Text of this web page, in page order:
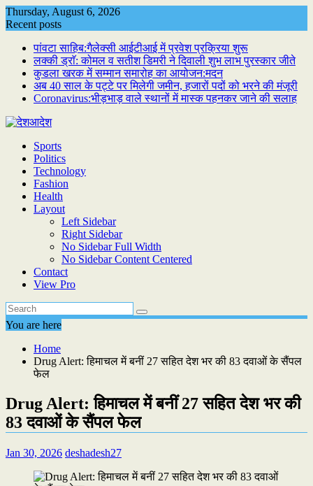
Skip
to
Thursday, August 6, 2026
Recent posts
पांवटा साहिब:गैलेक्सी आईटीआई में प्रवेश प्रक्रिया शुरू
लक्की ड्राॅ: कोमल व सतीश डिमरी ने दिवाली शुभ लाभ पुरस्कार जीते
कुडला खरक में सम्मान समारोह का आयोजन:मदन
अब 40 साल के पट्टे पर मिलेगी जमीन, हजारों पदों को भरने की मंजूरी
Coronavirus:भीड़भाड़ वाले स्थानों में मास्क पहनकर जाने की सलाह
Sports
Politics
Technology
Fashion
Health
Layout
Left Sidebar
Right Sidebar
No Sidebar Full Width
No Sidebar Content Centered
Contact
View Pro
You are here
Home
Drug Alert: हिमाचल में बनीं 27 सहित देश भर की 83 दवाओं के सैंपल
फेल
Drug Alert: हिमाचल में बनीं 27 सहित देश भर की
83 दवाओं के सैंपल फेल
Jan 30, 2026 deshadesh27